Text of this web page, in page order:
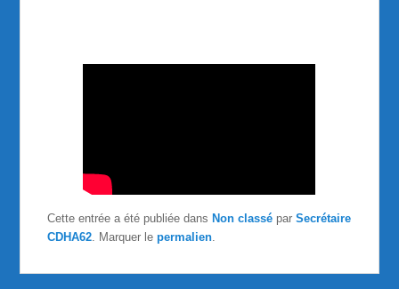
Cette entrée a été publiée dans Non classé parSecrétaire
CDHA62 . Marquer lepermalien